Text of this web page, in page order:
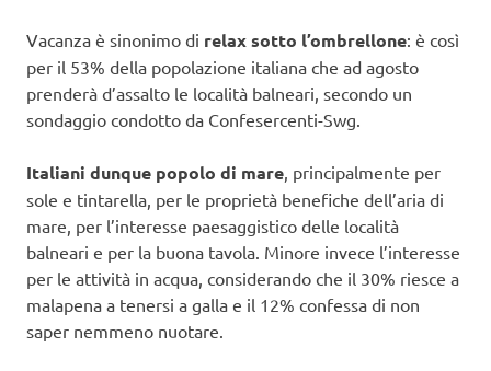
Vacanza è sinonimo di relax sotto l’ombrellone: è così
per il 53% della popolazione italiana che ad agosto
prenderà d’assalto le località balneari, secondo un
sondaggio condotto da Confesercenti-Swg.
Italiani dunque popolo di mare, principalmente per
sole e tintarella, per le proprietà benefiche dell’aria di
mare, per l’interesse paesaggistico delle località
balneari e per la buona tavola. Minore invece l’interesse
per le attività in acqua, considerando che il 30% riesce a
malapena a tenersi a galla e il 12% confessa di non
saper nemmeno nuotare.